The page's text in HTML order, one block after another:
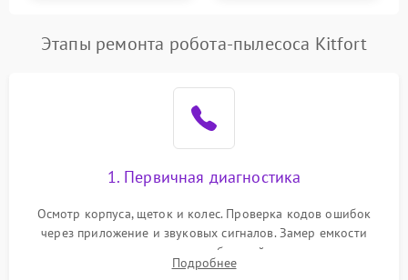
Этапы ремонта робота-пылесоса Kitfort
1. Первичная диагностика
Осмотр корпуса, щеток и колес. Проверка кодов ошибок
через приложение и звуковых сигналов. Замер емкости
аккумулятора и тестирование базовой станции зарядки.
Оценка работы лидара, бампера и датчиков падения для
Подробнее